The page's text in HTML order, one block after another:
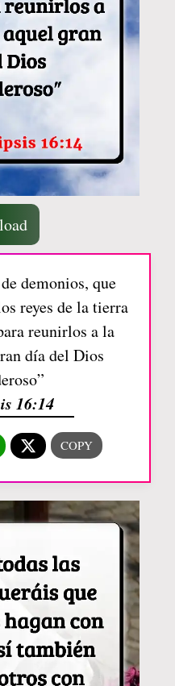
demonios, que
reyes de la tierra
reunirlos a la
día del Dios
16:14